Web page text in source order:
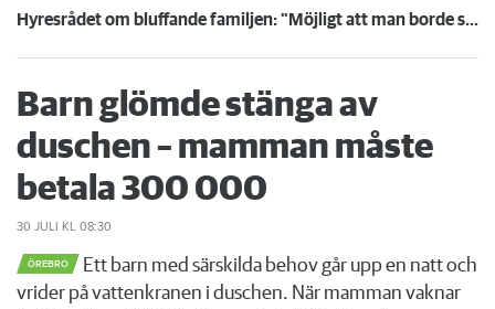
Hyresrådet om bluffande familjen: "Möjligt att man borde se över reglerna"
Barn glömde stänga av
duschen – mamman måste
betala 300 000
30 JULI KL 08:30
ÖREBRO
Ett barn med särskilda behov går upp en natt och
vrider på vattenkranen i duschen. När mamman vaknar